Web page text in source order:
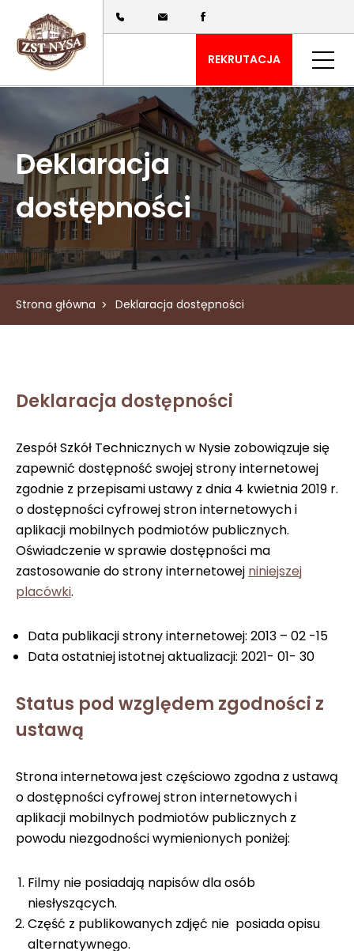
REKRUTACJA
Deklaracja
dostępności
Strona główna Deklaracja dostępności
Deklaracja dostępności
Zespół Szkół Technicznych w Nysie zobowiązuje się
zapewnić dostępność swojej strony internetowej
zgodnie z przepisami ustawy z dnia 4 kwietnia 2019 r.
o dostępności cyfrowej stron internetowych i
aplikacji mobilnych podmiotów publicznych.
Oświadczenie w sprawie dostępności ma
zastosowanie do strony internetowej niniejszej
placówki.
Data publikacji strony internetowej: 2013 – 02 -15
Data ostatniej istotnej aktualizacji: 2021- 01- 30
Status pod względem zgodności z
ustawą
Strona internetowa jest częściowo zgodna z ustawą
o dostępności cyfrowej stron internetowych i
aplikacji mobilnych podmiotów publicznych z
powodu niezgodności wymienionych poniżej:
Filmy nie posiadają napisów dla osób
niesłyszących.
Część z publikowanych zdjęć nie posiada opisu
alternatywnego.